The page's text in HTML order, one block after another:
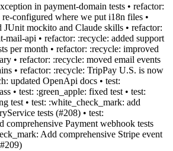
in payment-domain tests • refactor:
configured where we put i18n files •
JUnit mockito and Claude skills • refactor:
mail-api • refactor: :recycle: added support
per month • refactor: :recycle: improved
• refactor: :recycle: moved email events
• refactor: :recycle: TripPay U.S. is now
updated OpenApi docs • test:
• test: :green_apple: fixed test • test:
test • test: :white_check_mark: add
tests (#208) • test:
comprehensive Payment webhook tests
Add comprehensive Stripe event